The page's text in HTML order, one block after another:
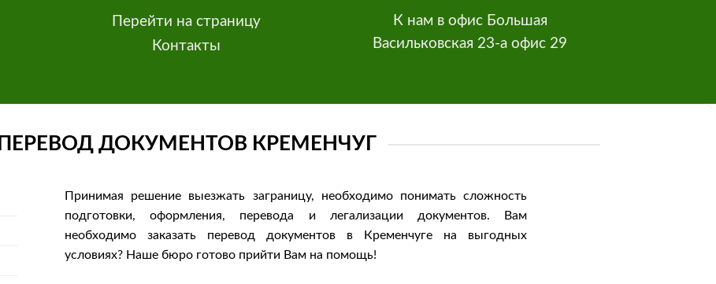
Перейти на страницу
Контакты
К нам в офис Большая
Васильковская 23-а офис 29
ПЕРЕВОД ДОКУМЕНТОВ КРЕМЕНЧУГ
Принимая решение выезжать заграницу, необходимо понимать сложность
подготовки, оформления, перевода и легализации документов. Вам
необходимо заказать перевод документов в Кременчуге на выгодных
условиях? Наше бюро готово прийти Вам на помощь!